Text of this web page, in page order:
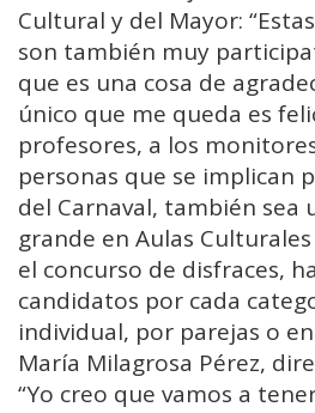
Cultural y del Mayor:
son también muy
que es una cosa de
único que me queda es
profesores, a los
personas que se implican
del Carnaval, también sea
grande en Aulas
el concurso de disfraces,
candidatos por cada
individual, por parejas o
María Milagrosa Pérez,
“Yo creo que vamos a